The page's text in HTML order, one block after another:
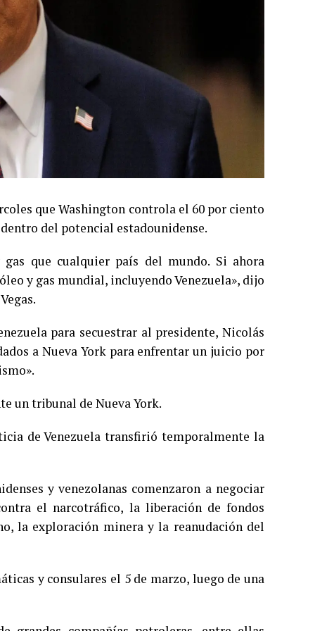
que Washington controla el 60 por ciento
del potencial estadounidense.
que cualquier país del mundo. Si ahora
y gas mundial, incluyendo Venezuela», dijo
para secuestrar al presidente, Nicolás
a Nueva York para enfrentar un juicio por
un tribunal de Nueva York.
de Venezuela transfirió temporalmente la
y venezolanas comenzaron a negociar
el narcotráfico, la liberación de fondos
la exploración minera y la reanudación del
y consulares el 5 de marzo, luego de una